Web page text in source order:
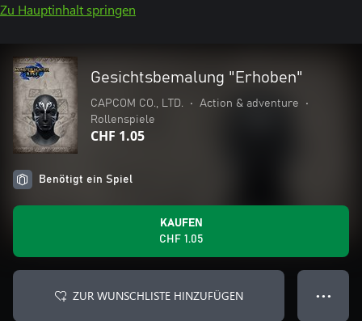
Zu Hauptinhalt springen
Gesichtsbemalung "Erhoben"
CAPCOM CO., LTD. • Action & adventure
•
Rollenspiele
CHF 1.05
Benötigt ein Spiel
KAUFEN
CHF 1.05
ZUR WUNSCHLISTE HINZUFÜGEN ● ● ●